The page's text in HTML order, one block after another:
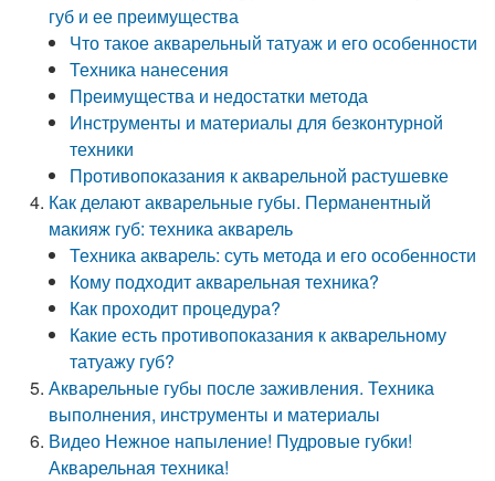
губ и ее преимущества
Что такое акварельный татуаж и его особенности
Техника нанесения
Преимущества и недостатки метода
Инструменты и материалы для безконтурной
техники
Противопоказания к акварельной растушевке
Как делают акварельные губы. Перманентный
макияж губ: техника акварель
Техника акварель: суть метода и его особенности
Кому подходит акварельная техника?
Как проходит процедура?
Какие есть противопоказания к акварельному
татуажу губ?
Акварельные губы после заживления. Техника
выполнения, инструменты и материалы
Видео Нежное напыление! Пудровые губки!
Акварельная техника!